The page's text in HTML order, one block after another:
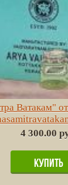
Ватакам"
4 300.00